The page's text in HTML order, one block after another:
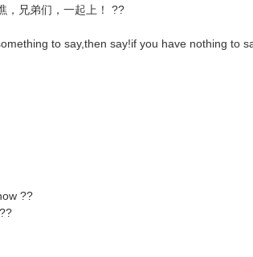
兄弟们，一起上！ ??
to say,then say!if you have nothing to
??